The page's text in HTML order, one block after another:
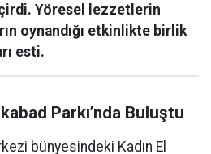
Yöresel lezzetlerin
oynandığı etkinlikte birlik
esti.
Parkı’nda Buluştu
bünyesindeki Kadın El